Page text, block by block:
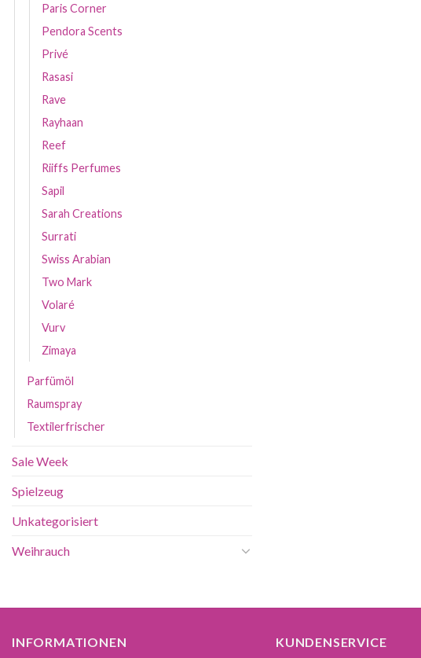
Paris Corner
Pendora Scents
Privé
Rasasi
Rave
Rayhaan
Reef
Riiffs Perfumes
Sapil
Sarah Creations
Surrati
Swiss Arabian
Two Mark
Volaré
Vurv
Zimaya
Parfümöl
Raumspray
Textilerfrischer
Sale Week
Spielzeug
Unkategorisiert
Weihrauch
INFORMATIONEN KUNDENSERVICE